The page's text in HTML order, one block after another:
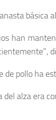
han
pollo ha
alza era